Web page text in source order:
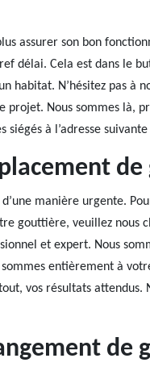
assurer son bon
délai. Cela est dans le
habitat. N’hésitez pas à
Nous sommes là,
à l’adresse
manière urgente.
gouttière, veuillez nous
et expert. Nous
entièrement à
vos résultats attendus.
de